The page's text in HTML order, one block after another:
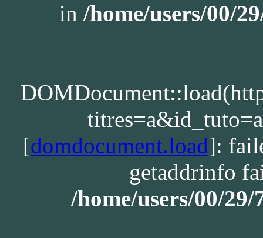
in /home/users/00/
[domdocument.load]:
getaddrinfo
/home/users/00/